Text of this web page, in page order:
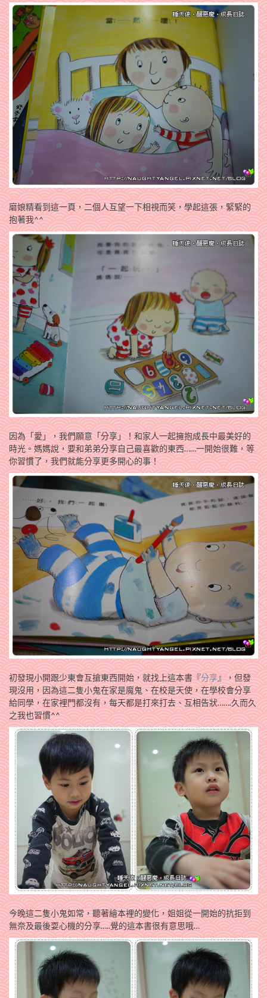
磨娘精看到這一頁，二個人互望一下相視而笑，學起這張，緊緊的
抱著我^^
因為「愛」，我們願意「分享」！和家人一起擁抱成長中最美好的
時光。媽媽說，要和弟弟分享自己最喜歡的東西……一開始很難，等
你習慣了，我們就能分享更多開心的事！
初發現小開跟少東會互搶東西開始，就找上這本書『分享』，但發
現沒用，因為這二隻小鬼在家是魔鬼、在校是天使，在學校會分享
給同學，在家裡門都沒有，每天都是打來打去、互相告狀…….久而久
之我也習慣^^
今晚這二隻小鬼如常，聽著繪本裡的變化，姐姐從一開始的抗拒到
無奈及最後耍心機的分享…..覺的這本書很有意思哦…